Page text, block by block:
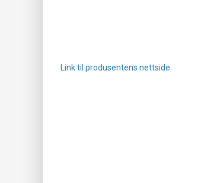
Link til produsentens nettside